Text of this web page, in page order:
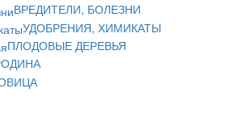
ВРЕДИТЕЛИ, БОЛЕЗНИ
УДОБРЕНИЯ, ХИМИКАТЫ
ПЛОДОВЫЕ ДЕРЕВЬЯ